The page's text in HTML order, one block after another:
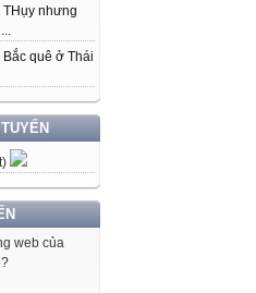
nhưng
quê ở Thái
web của